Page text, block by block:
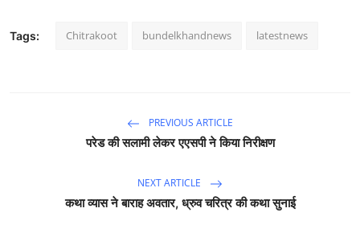
Tags: Chitrakoot bundelkhandnews latestnews
PREVIOUS ARTICLE
परेड की सलामी लेकर एएसपी ने किया निरीक्षण
NEXT ARTICLE
कथा व्यास ने बाराह अवतार, ध्रुव चरित्र की कथा सुनाई